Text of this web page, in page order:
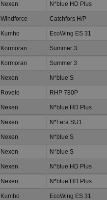
Nexen N*blue HD Plus
Windforce Catchfors H/P
Kumho EcoWing ES 31
Kormoran Summer 3
Kormoran Summer 3
Nexen N*blue S
Rovelo RHP 780P
Nexen N*blue HD Plus
Nexen N*Fera SU1
Nexen N*blue S
Nexen N*blue S
Nexen N*blue HD Plus
Nexen N*blue HD Plus
Kumho EcoWing ES 31